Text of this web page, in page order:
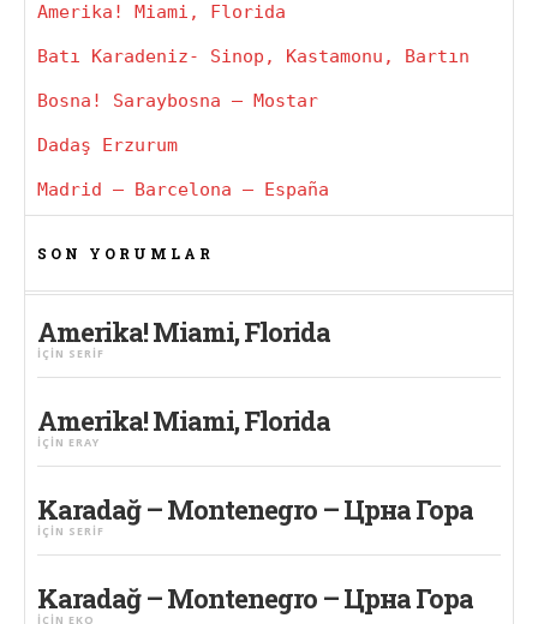
Amerika! Miami, Florida
Batı Karadeniz- Sinop, Kastamonu, Bartın
Bosna! Saraybosna – Mostar
Dadaş Erzurum
Madrid – Barcelona – España
SON YORUMLAR
Amerika! Miami, Florida
IÇIN SERIF
Amerika! Miami, Florida
IÇIN ERAY
Karadağ – Montenegro – Црна Гора
IÇIN SERIF
Karadağ – Montenegro – Црна Гора
IÇIN EKO